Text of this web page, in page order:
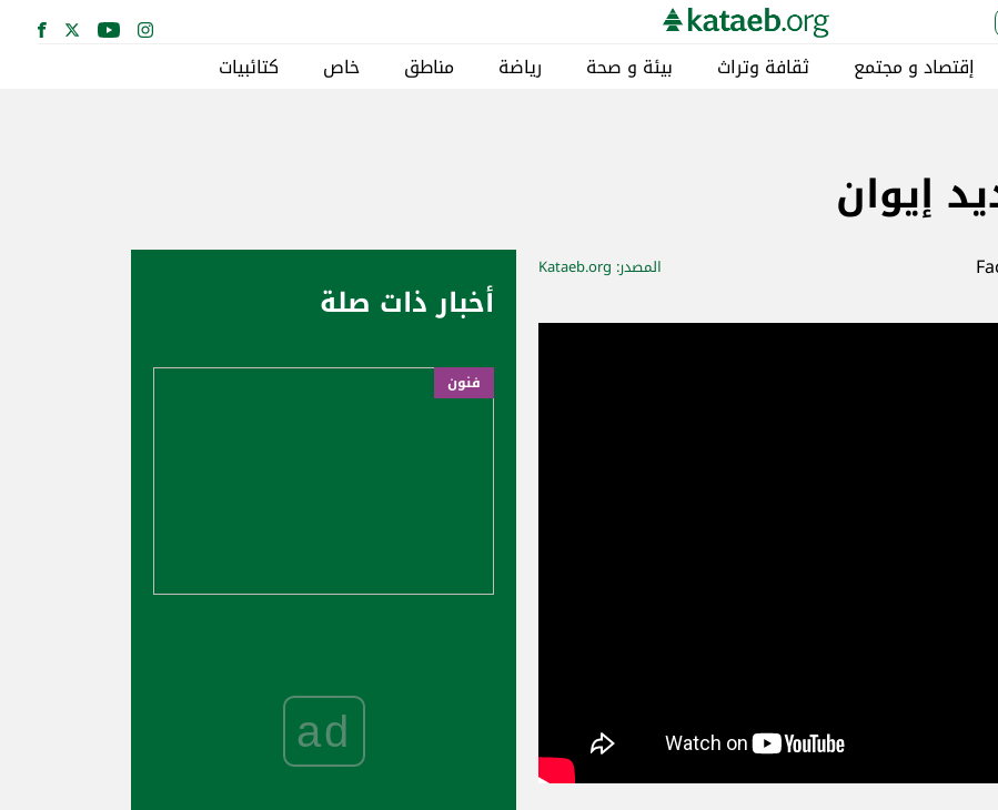
إقتصاد و مجتمع ثقافة وتراث بيئة و صحة رياضة مناطق خاص كتائبيات
إيوان
المصدر: Kataeb.org
أخبار ذات صلة
فنون
ad